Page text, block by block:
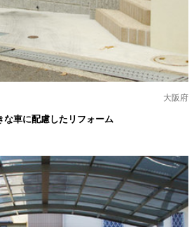
大阪府
車に配慮したリフォーム